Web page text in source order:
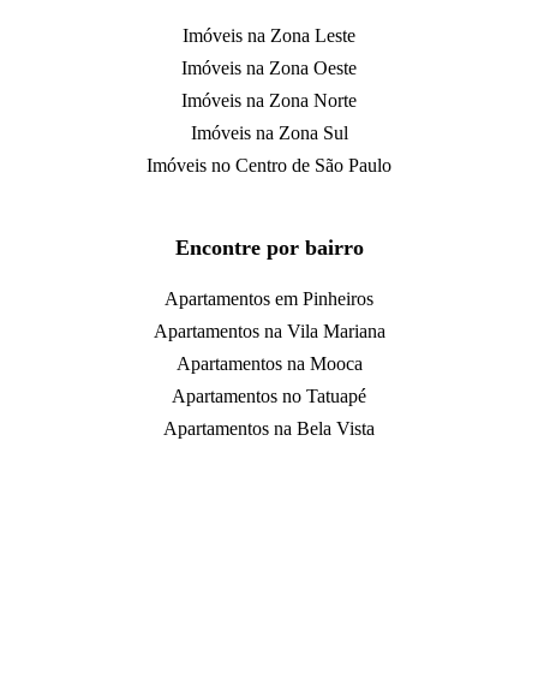
Imóveis na Zona Leste
Imóveis na Zona Oeste
Imóveis na Zona Norte
Imóveis na Zona Sul
Imóveis no Centro de São Paulo
Encontre por bairro
Apartamentos em Pinheiros
Apartamentos na Vila Mariana
Apartamentos na Mooca
Apartamentos no Tatuapé
Apartamentos na Bela Vista